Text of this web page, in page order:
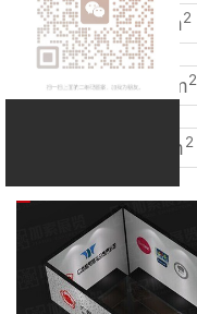
9-18m2
36-54m2
90-200m2